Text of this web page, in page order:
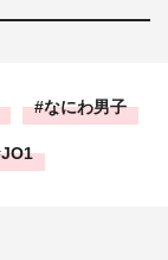
なにわ男子
JO1